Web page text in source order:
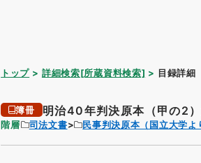
トップ 詳細検索[所蔵資料検索] 目録詳細
簿冊 明治40年判決原本（甲の2
階層 司法文書 民事判決原本（国立大学よ